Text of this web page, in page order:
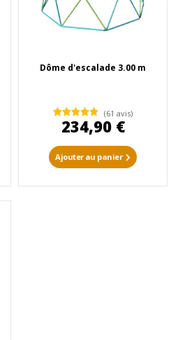
Dôme d'escalade 3.00 m
(61 avis)
234,90 €
Ajouter au panier